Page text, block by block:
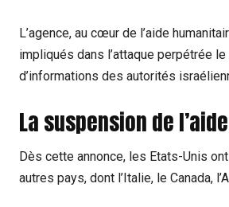
L’agence, au cœur de l’aide
impliqués dans l’attaque perpétrée
d’informations des autorités
La suspension de l’aide
Dès cette annonce, les Etats-Unis
autres pays, dont l’Italie, le Canada,